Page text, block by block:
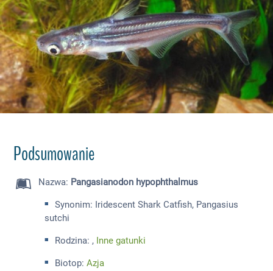
Podsumowanie
Nazwa: Pangasianodon hypophthalmus
Synonim: Iridescent Shark Catfish, Pangasius
sutchi
Rodzina: , Inne gatunki
Biotop: Azja